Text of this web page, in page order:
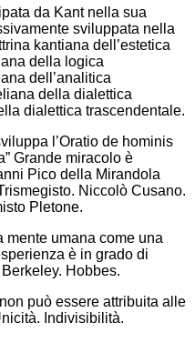
da Kant nella sua
sviluppata nella
kantiana dell’estetica
della logica
dell’analitica
della dialettica
dialettica trascendentale.
l’Oratio de hominis
Grande miracolo è
Pico della Mirandola
Niccolò Cusano.
Pletone.
umana come una
è in grado di
Hobbes.
può essere attribuita alle
Indivisibilità.